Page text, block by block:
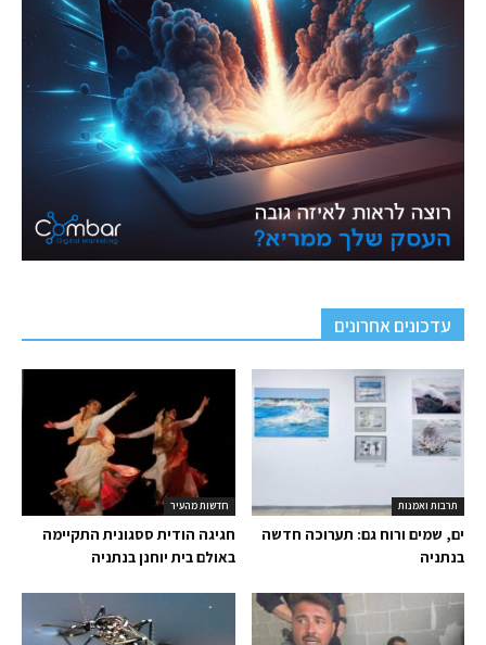
עדכונים אחרונים
חדשות מהעיר
חגיגה הודית ססגונית התקיימה
באולם בית יוחנן בנתניה
תרבות ואמנות
ים, שמים ורוח גם: תערוכה חדשה
בנתניה